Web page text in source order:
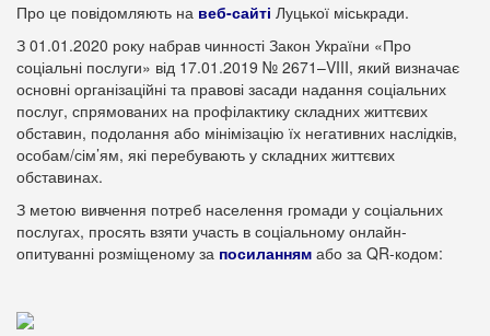
Про це повідомляють на веб-сайті Луцької міськради.
З 01.01.2020 року набрав чинності Закон України «Про
соціальні послуги» від 17.01.2019 № 2671–VIII, який визначає
основні організаційні та правові засади надання соціальних
послуг, спрямованих на профілактику складних життєвих
обставин, подолання або мінімізацію їх негативних наслідків,
особам/сім’ям, які перебувають у складних життєвих
обставинах.
З метою вивчення потреб населення громади у соціальних
послугах, просять взяти участь в соціальному онлайн-
опитуванні розміщеному за посиланням або за QR-кодом: